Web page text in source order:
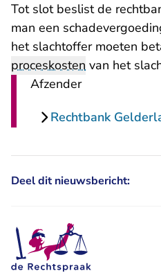
Tot slot beslist de
man een
het slachtoffer moeten
proceskosten van het
Afzender
Rechtbank
Deel dit nieuwsbericht: